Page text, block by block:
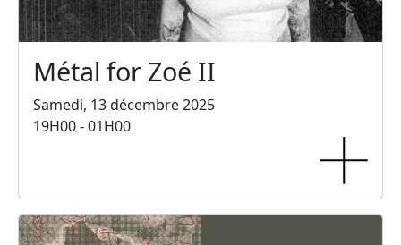
Métal for Zoé II
Samedi, 13 décembre 2025
19H00 - 01H00